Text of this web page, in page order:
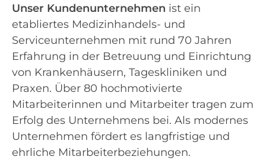
Unser Kundenunternehmen ist ein
etabliertes Medizinhandels- und
Serviceunternehmen mit rund 70 Jahren
Erfahrung in der Betreuung und Einrichtung
von Krankenhäusern, Tageskliniken und
Praxen. Über 80 hochmotivierte
Mitarbeiterinnen und Mitarbeiter tragen zum
Erfolg des Unternehmens bei. Als modernes
Unternehmen fördert es langfristige und
ehrliche Mitarbeiterbeziehungen.